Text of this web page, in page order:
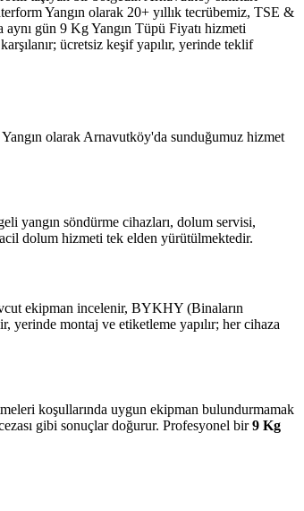
Yangın olarak 20+ yıllık tecrübemiz, TSE &
gün 9 Kg Yangın Tüpü Fiyatı hizmeti
ücretsiz keşif yapılır, yerinde teklif
olarak Arnavutköy'da sunduğumuz hizmet
yangın söndürme cihazları, dolum servisi,
dolum hizmeti tek elden yürütülmektedir.
ekipman incelenir, BYKHY (Binaların
yerinde montaj ve etiketleme yapılır; her cihaza
koşullarında uygun ekipman bulundurmamak
gibi sonuçlar doğurur. Profesyonel bir9 Kg